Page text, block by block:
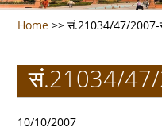
Home >>सं.21034/47/2007-
सं.21034/47/
10/10/2007